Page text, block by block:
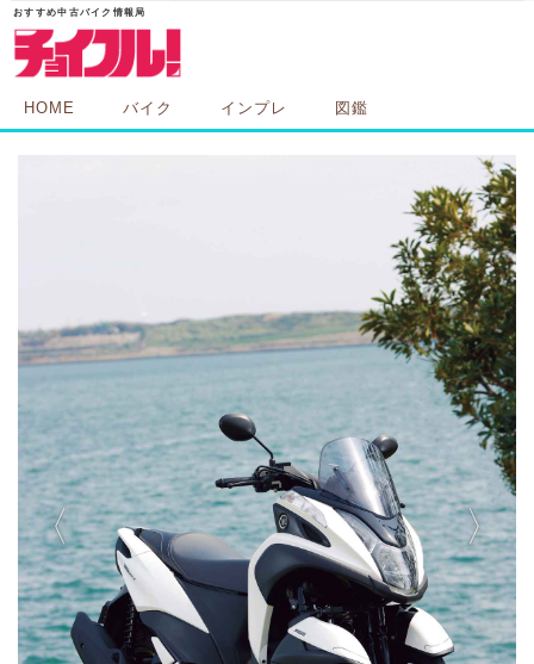
HOME バイク インプレ 図鑑